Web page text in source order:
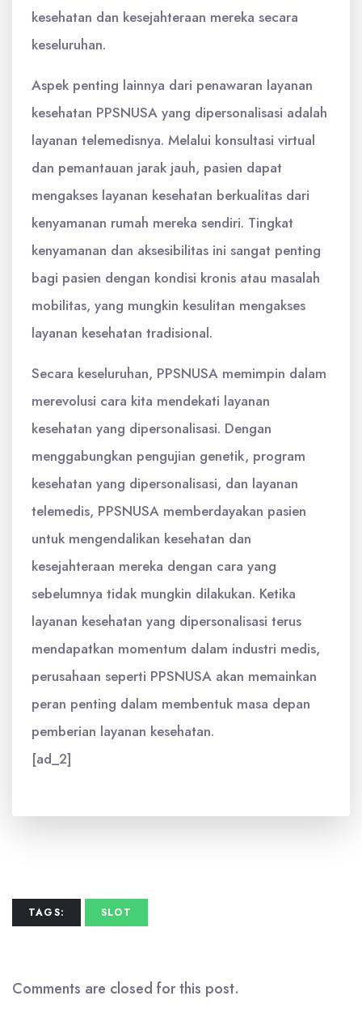
kesehatan dan kesejahteraan mereka secara
keseluruhan.
Aspek penting lainnya dari penawaran layanan
kesehatan PPSNUSA yang dipersonalisasi adalah
layanan telemedisnya. Melalui konsultasi virtual
dan pemantauan jarak jauh, pasien dapat
mengakses layanan kesehatan berkualitas dari
kenyamanan rumah mereka sendiri. Tingkat
kenyamanan dan aksesibilitas ini sangat penting
bagi pasien dengan kondisi kronis atau masalah
mobilitas, yang mungkin kesulitan mengakses
layanan kesehatan tradisional.
Secara keseluruhan, PPSNUSA memimpin dalam
merevolusi cara kita mendekati layanan
kesehatan yang dipersonalisasi. Dengan
menggabungkan pengujian genetik, program
kesehatan yang dipersonalisasi, dan layanan
telemedis, PPSNUSA memberdayakan pasien
untuk mengendalikan kesehatan dan
kesejahteraan mereka dengan cara yang
sebelumnya tidak mungkin dilakukan. Ketika
layanan kesehatan yang dipersonalisasi terus
mendapatkan momentum dalam industri medis,
perusahaan seperti PPSNUSA akan memainkan
peran penting dalam membentuk masa depan
pemberian layanan kesehatan.
[ad_2]
TAGS: SLOT
Comments are closed for this post.